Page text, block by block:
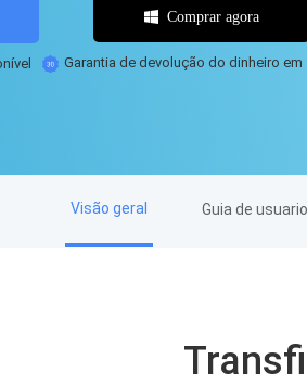
Comprar agora
Garantia de devolução do dinheiro em
Visão geral Guia de usuario